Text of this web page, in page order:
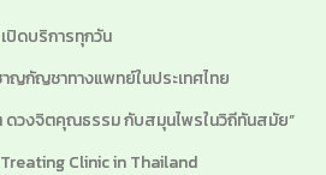
ปิดบริการทุกวัน
ญกัญชาทางแพทย์ในประเทศไทย
วงจิตคุณธรรม กับสมุนไพรในวิถีทันสมัย”
Clinic in Thailand